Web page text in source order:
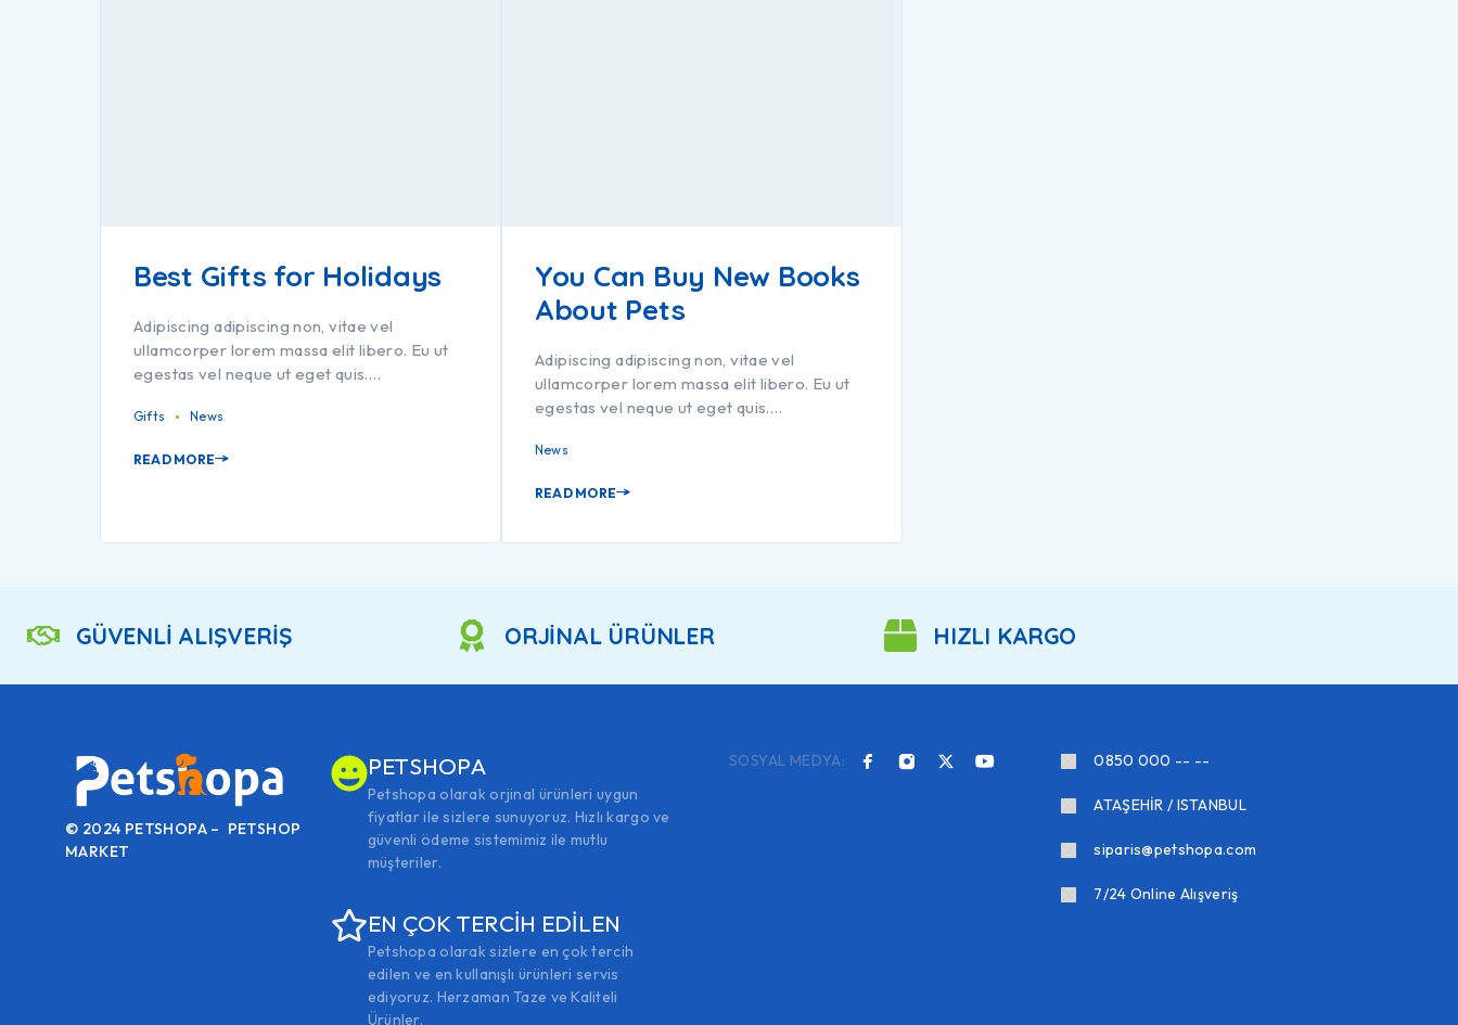
Best Gifts for Holidays
Adipiscing adipiscing non, vitae vel
ullamcorper lorem massa elit libero. Eu ut
egestas vel neque ut eget quis.…
Gifts News
READ MORE
You Can Buy New Books
About Pets
Adipiscing adipiscing non, vitae vel
ullamcorper lorem massa elit libero. Eu ut
egestas vel neque ut eget quis.…
News
READ MORE
GÜVENLİ ALIŞVERİŞ ORJİNAL ÜRÜNLER HIZLI KARGO
© 2024 PETSHOPA – PETSHOP
MARKET
PETSHOPA
Petshopa olarak orjinal ürünleri uygun
fiyatlar ile sizlere sunuyoruz. Hızlı kargo ve
güvenli ödeme sistemimiz ile mutlu
müşteriler.
EN ÇOK TERCİH EDİLEN
Petshopa olarak sizlere en çok tercih
edilen ve en kullanışlı ürünleri servis
ediyoruz. Herzaman Taze ve Kaliteli
Ürünler.
SOSYAL MEDYA: 0850 000 -- --
ATAŞEHİR / ISTANBUL
siparis@petshopa.com
7/24 Online Alışveriş